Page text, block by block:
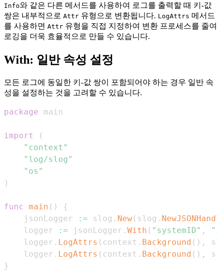
Info와 같은 다른 메서드를 사용하여 로그를 출력할 때 키-값
쌍은 내부적으로 Attr 유형으로 변환됩니다. LogAttrs 메서드
를 사용하면 Attr 유형을 직접 지정하여 변환 프로세스를 줄여
로깅을 더욱 효율적으로 만들 수 있습니다.
With: 일반 속성 설정
모든 로그에 동일한 키-값 쌍이 포함되어야 하는 경우 일반 속
성을 설정하는 것을 고려할 수 있습니다.
package
import
(
"context"
"log/slog"
"os"
)
func main ( )
{
	jsonLogger
:= slog . New( slog .
	logger
:= jsonLogger . With ( "systemID" ,
	logger
. LogAttrs ( context . Background ( ) ,
	logger
. LogAttrs ( context . Background ( ) ,
}